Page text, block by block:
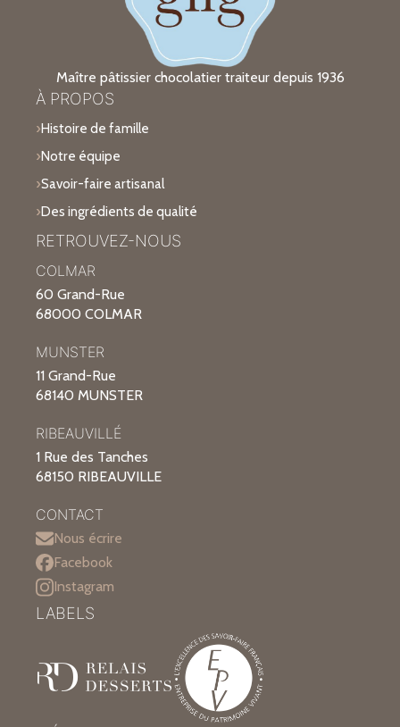
Maître pâtissier chocolatier traiteur depuis 1936
À PROPOS
Histoire de famille
Notre équipe
Savoir-faire artisanal
Des ingrédients de qualité
RETROUVEZ-NOUS
COLMAR
60 Grand-Rue
68000 COLMAR
MUNSTER
11 Grand-Rue
68140 MUNSTER
RIBEAUVILLÉ
1 Rue des Tanches
68150 RIBEAUVILLE
CONTACT
Nous écrire
Facebook
Instagram
LABELS